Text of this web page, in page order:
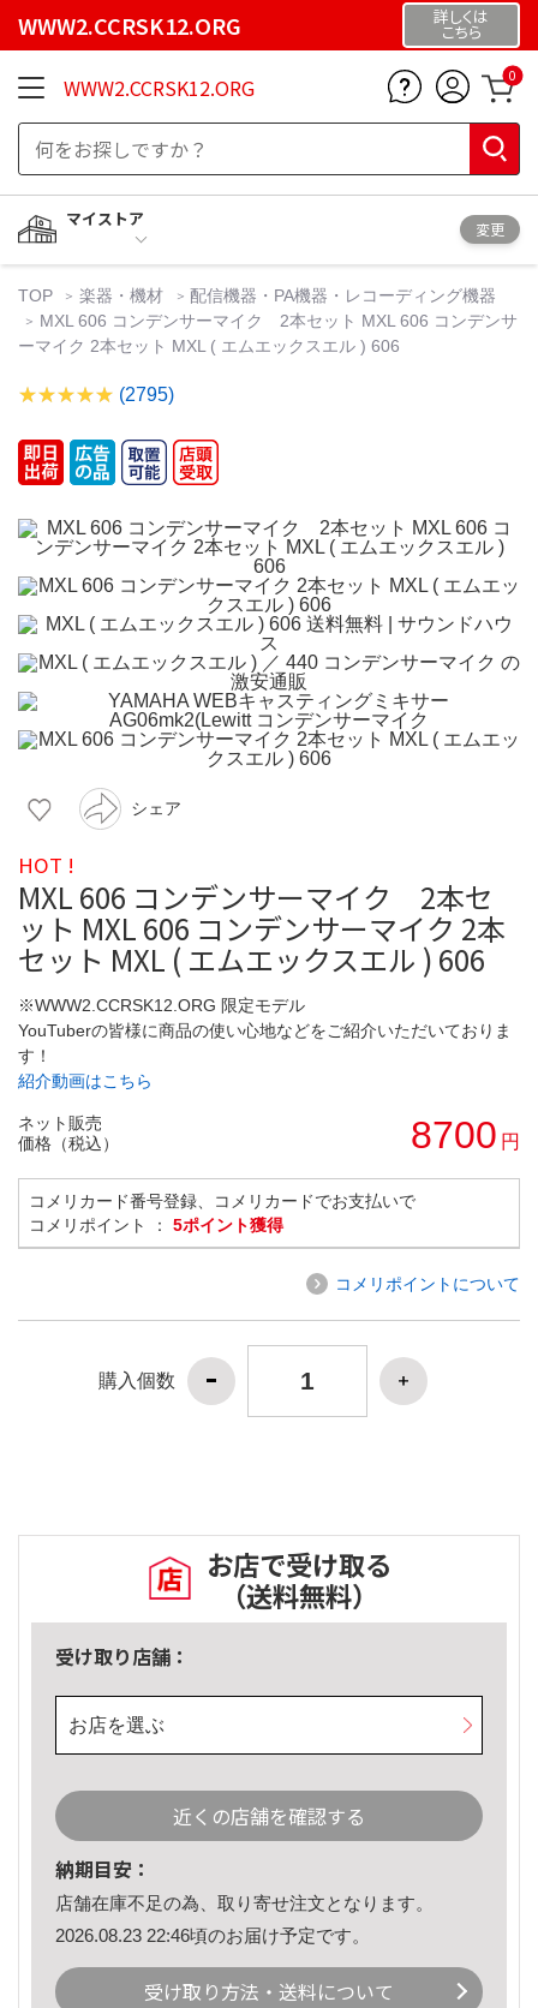
WWW2.CCRSK12.ORG 詳しくは
こちら
WWW2.CCRSK12.ORG 0
マイストア
変更
TOP 楽器・機材
配信機器・PA機器・レコーディング機器
MXL 606 コンデンサーマイク 2本セット MXL 606 コンデンサ
ーマイク 2本セット MXL ( エムエックスエル ) 606
(2795)
シェア
HOT !
MXL 606 コンデンサーマイク 2本セ
ット MXL 606 コンデンサーマイク 2本
セット MXL ( エムエックスエル ) 606
※WWW2.CCRSK12.ORG 限定モデル
YouTuberの皆様に商品の使い心地などをご紹介いただいておりま
す！
紹介動画はこちら
ネット販売
価格（税込）
8700 円
コメリカード番号登録、コメリカードでお支払いで
コメリポイント ： 5ポイント獲得
コメリポイントについて
購入個数
お店で受け取る
（送料無料）
受け取り店舗：
お店を選ぶ
近くの店舗を確認する
納期目安：
店舗在庫不足の為、取り寄せ注文となります。
2026.08.23 22:46頃のお届け予定です。
受け取り方法・送料について